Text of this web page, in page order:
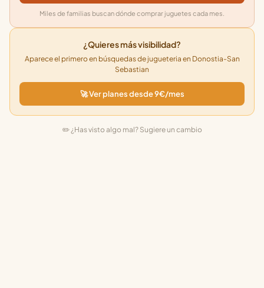
Miles de familias buscan dónde comprar juguetes cada mes.
¿Quieres más visibilidad?
Aparece el primero en búsquedas de jugueteria en Donostia-San
Sebastian
🚀 Ver planes desde 9€/mes
✏️ ¿Has visto algo mal? Sugiere un cambio